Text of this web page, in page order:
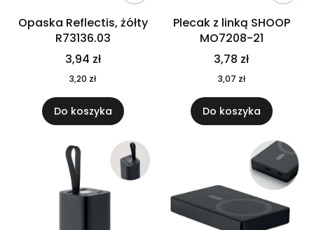
Opaska Reflectis, żółty
R73136.03
3,94 zł
3,20 zł
Do koszyka
Plecak z linką SHOOP
MO7208-21
3,78 zł
3,07 zł
Do koszyka